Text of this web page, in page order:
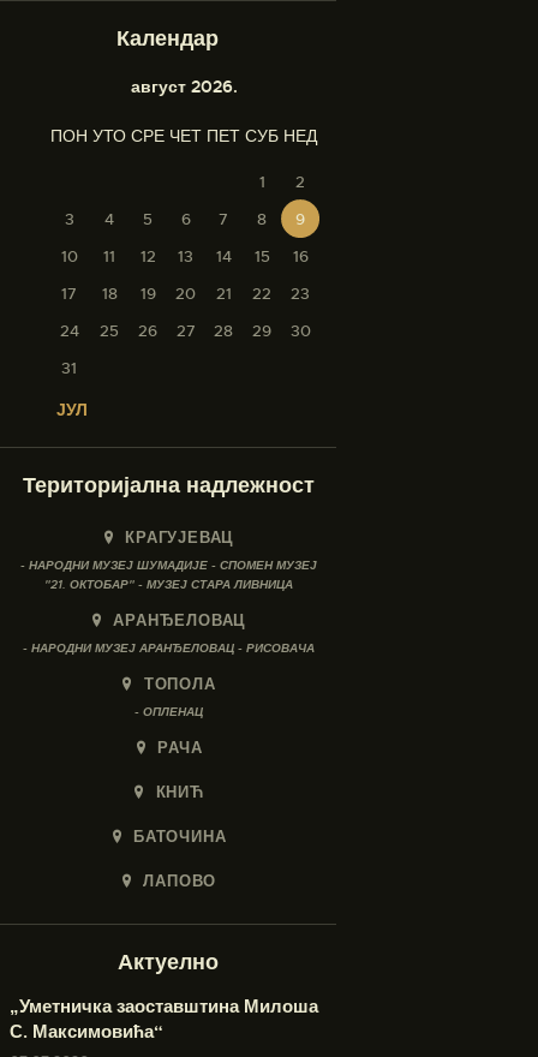
Календар
август 2026.
ПОН УТО СРЕ ЧЕТ ПЕТ СУБ НЕД
1
2
3
4 5 6 7 8
9
10
11 12 13 14 15
16
17
18 19 20 21 22
23
24
25 26 27 28 29
30
31
« ЈУЛ
Територијална надлежност
КРАГУЈЕВАЦ
- НАРОДНИ МУЗЕЈ ШУМАДИЈЕ - СПОМЕН МУЗЕЈ
"21. ОКТОБАР" - МУЗЕЈ СТАРА ЛИВНИЦА
АРАНЂЕЛОВАЦ
- НАРОДНИ МУЗЕЈ АРАНЂЕЛОВАЦ - РИСОВАЧА
ТОПОЛА
- ОПЛЕНАЦ
РАЧА
КНИЋ
БАТОЧИНА
ЛАПОВО
Актуелно
„Уметничка заоставштина Милоша
С. Максимовића“